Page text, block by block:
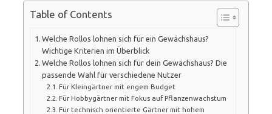
Table of Contents
Welche Rollos lohnen sich für ein Gewächshaus?
Wichtige Kriterien im Überblick
Welche Rollos lohnen sich für dein Gewächshaus? Die
passende Wahl für verschiedene Nutzer
Für Kleingärtner mit engem Budget
Für Hobbygärtner mit Fokus auf Pflanzenwachstum
Für technisch orientierte Gärtner mit hohem